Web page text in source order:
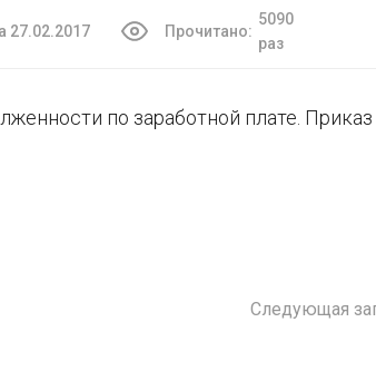
27.02.2017 Прочитано:
5090
раз
по заработной плате. Приказ
Следующая